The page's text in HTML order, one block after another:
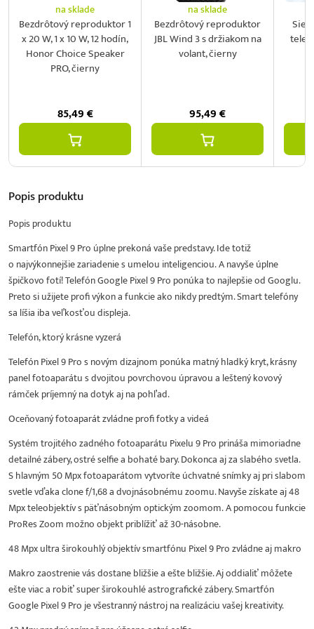
na sklade
Bezdrôtový reproduktor 1
x 20 W, 1 x 10 W, 12 hodín,
Honor Choice Speaker
PRO, čierny
85,49€
na sklade
Bezdrôtový reproduktor
JBL Wind 3 s držiakom na
volant, čierny
95,49€
Popisproduktu
Popis produktu
Smartfón Pixel 9 Pro úplne prekoná vaše predstavy. Ide totiž
o najvýkonnejšie zariadenie s umelou inteligenciou. A navyše úplne
špičkovo fotí! Telefón Google Pixel 9 Pro ponúka to najlepšie od Googlu.
Preto si užijete profi výkon a funkcie ako nikdy predtým. Smart telefóny
sa líšia iba veľkosťou displeja.
Telefón, ktorý krásne vyzerá
Telefón Pixel 9 Pro s novým dizajnom ponúka matný hladký kryt, krásny
panel fotoaparátu s dvojitou povrchovou úpravou a leštený kovový
rámček príjemný na dotyk aj na pohľad.
Oceňovaný fotoaparát zvládne profi fotky a videá
Systém trojitého zadného fotoaparátu Pixelu 9 Pro prináša mimoriadne
detailné zábery, ostré selfie a bohaté bary. Dokonca aj za slabého svetla.
S hlavným 50 Mpx fotoaparátom vytvoríte úchvatné snímky aj pri slabom
svetle vďaka clone f/1,68 a dvojnásobnému zoomu. Navyše získate aj 48
Mpx teleobjektív s päťnásobným optickým zoomom. A pomocou funkcie
ProRes Zoom možno objekt priblížiť až 30-násobne.
48 Mpx ultra širokouhlý objektív smartfónu Pixel 9 Pro zvládne aj makro
Makro zaostrenie vás dostane bližšie a ešte bližšie. Aj oddialiť môžete
ešte viac a robiť super širokouhlé astrografické zábery. Smartfón
Google Pixel 9 Pro je všestranný nástroj na realizáciu vašej kreativity.